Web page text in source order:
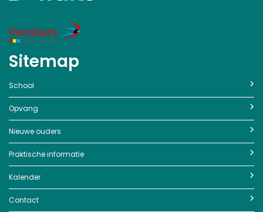
Sitemap
School
Opvang
Nieuwe ouders
Praktische informatie
Kalender
Contact